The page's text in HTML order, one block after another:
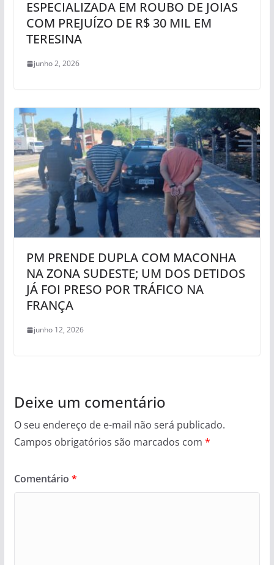
ESPECIALIZADA EM ROUBO DE JOIAS
COM PREJUÍZO DE R$ 30 MIL EM
TERESINA
junho 2, 2026
PM PRENDE DUPLA COM MACONHA
NA ZONA SUDESTE; UM DOS DETIDOS
JÁ FOI PRESO POR TRÁFICO NA
FRANÇA
junho 12, 2026
Deixe um comentário
O seu endereço de e-mail não será publicado.
Campos obrigatórios são marcados com *
Comentário *